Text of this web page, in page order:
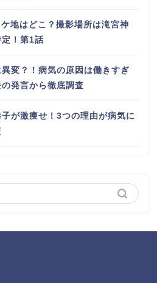
地はどこ？撮影場所は滝宮神
！第1話
異変？！病気の原因は働きすぎ
発言から徹底調査
子が激痩せ！3つの理由が病気に